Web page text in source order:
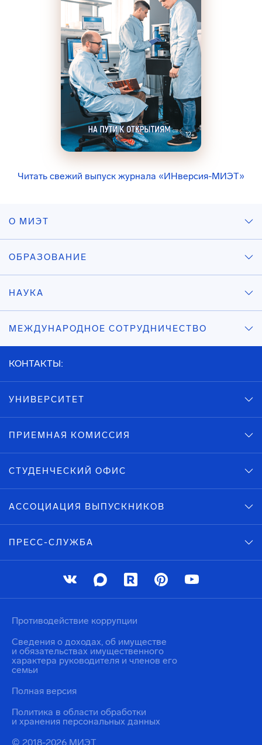
Читать свежий выпуск журнала «ИНверсия-МИЭТ»
О МИЭТ
ОБРАЗОВАНИЕ
НАУКА
МЕЖДУНАРОДНОЕ СОТРУДНИЧЕСТВО
КОНТАКТЫ:
УНИВЕРСИТЕТ
ПРИЕМНАЯ КОМИССИЯ
СТУДЕНЧЕСКИЙ ОФИС
АССОЦИАЦИЯ ВЫПУСКНИКОВ
ПРЕСС-СЛУЖБА
© 2018-2026 МИЭТ
Политика в области обработки
и хранения персональных данных
Противодействие коррупции
Сведения о доходах, об имуществе
и обязательствах имущественного
характера руководителя и членов его
семьи
Полная версия